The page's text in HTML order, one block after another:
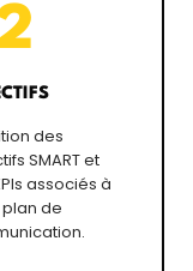
des
SMART et
associés à
de